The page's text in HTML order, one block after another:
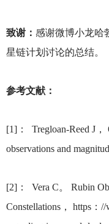
致谢： 感谢微博小龙哈
星链计划讨论的总结。
参考文献：
[1]： Tregloan-Reed J，
observations and
[2]： Vera C。 Rubin
Constellations， https：//